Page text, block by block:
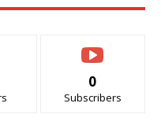
0
Subscribers